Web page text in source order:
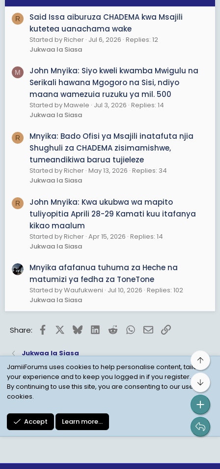
R
Said Issa aiburuza CHADEMA kwa Msajili
kutetea uanachama wake
Started by Richer Jul 6, 2026 Replies: 12
Jukwaa la Siasa
M
John Mnyika: Siyo kweli kwamba Mwigulu na
Serikali hawana Mgogoro na Sisi, ndiyo
maana wamezuia ruzuku ya mil. 500
Started by Mawele Jul 3, 2026 Replies: 14
Jukwaa la Siasa
R
Mnyika: Bado Ofisi ya Msajili inatafuta njia
Shughuli za CHADEMA zisimamishwe,
tumeandikiwa barua tujieleze
Started by Richer May 13, 2026 Replies: 34
Jukwaa la Siasa
R
John Mnyika: Kwa ukubwa wa mapito
tuliyopitia Aprili 28-29 Kamati kuu itafanya
kikao maalum
Started by Richer Apr 15, 2026 Replies: 14
Jukwaa la Siasa
Mnyika afafanua tuhuma za Heche na
matumizi ya fedha za ToneTone
Started by Waufukweni Jul 10, 2026 Replies: 102
Jukwaa la Siasa
Share: FacebookBlueskyLinkedInRedditWhatsApp
EmailLink
Jukwaa la Siasa
Child Protection Policy
Personal Data Protection
JamiiForums uses cookies to help personalise content, tailor
your experience and to keep you logged in if you register.
By continuing to use this site, you are consenting to our use of
cookies.
Accept Learn more…
Top